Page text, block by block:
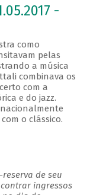
-
como
pelas
a música
combinava os
com a
e do jazz.
o clássico.
de seu
ingressos